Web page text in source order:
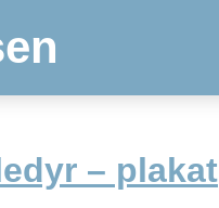
– plakat